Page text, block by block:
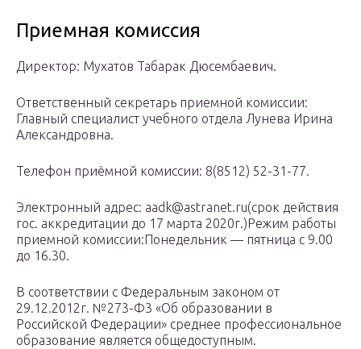
Приемная комиссия
Директор: Мухатов Табарак Дюсембаевич.
Ответственный секретарь приемной комиссии:
Главный специалист учебного отдела Лунева Ирина
Александровна.
Телефон приёмной комиссии: 8(8512) 52-31-77.
Электронный адрес: aadk@astranet.ru(срок действия
гос. аккредитации до 17 марта 2020г.)Режим работы
приемной комиссии:Понедельник — пятница с 9.00
до 16.30.
В соответствии с Федеральным законом от
29.12.2012г. №273-Ф3 «Об образовании в
Российской Федерации» среднее профессиональное
образование является общедоступным.